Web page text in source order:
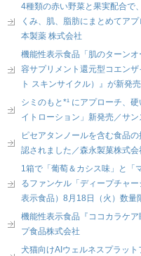
4種類の赤い野菜と果実配合で
くみ、肌、脂肪にまとめてア
本製薬 株式会社
機能性表示食品「肌のターン
容サプリメント還元型コエン
ト スキンサイクル）』が新発
シミのもと*¹ にアプローチ、
イトローション」新発売／サ
ピセアタンノールを含む食品
認されました／森永製菓株式会
1箱で「葡萄＆カシス味」と「
るファンケル「ディープチャ
表示食品）8月18日（火）数量
機能性表示食品『ココカラケ
プ食品株式会社
犬猫向けAIウェルネスプラッ